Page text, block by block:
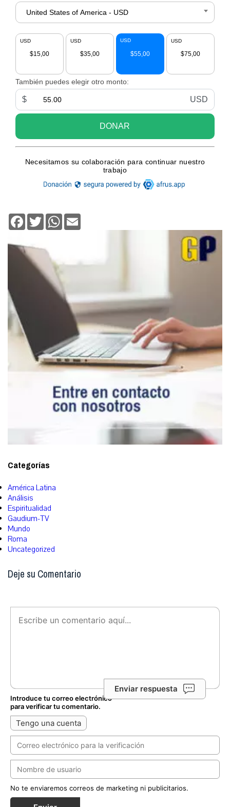
Facebook
TwitterWhatsApp
Categorías
América Latina
Análisis
Espiritualidad
Gaudium-TV
Mundo
Roma
Uncategorized
Deje su Comentario
Enviar respuesta
Introduce tu correo electrónico
para verificar tu comentario.
Tengo una cuenta
No te enviaremos correos de marketing ni publicitarios.